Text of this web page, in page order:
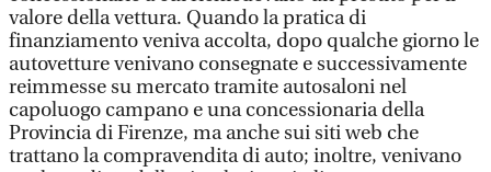
valore della vettura. Quando la pratica di
finanziamento veniva accolta, dopo qualche giorno le
autovetture venivano consegnate e successivamente
reimmesse su mercato tramite autosaloni nel
capoluogo campano e una concessionaria della
Provincia di Firenze, ma anche sui siti web che
trattano la compravendita di auto; inoltre, venivano